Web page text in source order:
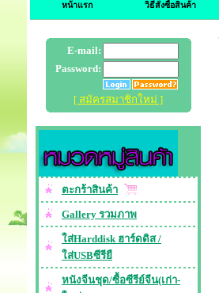
หน้าแรก วิธีสั่งซื้อสินค้า
E-mail:
Password:
[ สมัครสมาชิกใหม่ ]
ตะกร้าสินค้า
Gallery รวมภาพ
ใส่Harddisk ฮาร์ดดิส /
ใส่USBซีรียื
หนังจีนชุด/ซื้อซีรีย์จีน(เก่า-